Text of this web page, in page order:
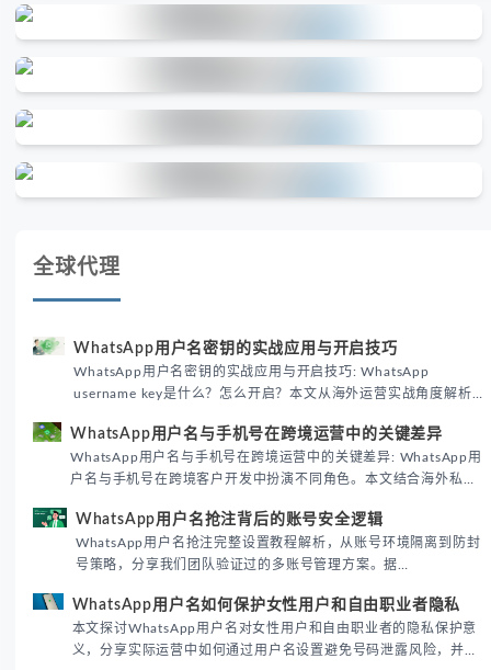
全球代理
WhatsApp用户名密钥的实战应用与开启技巧
WhatsApp用户名密钥的实战应用与开启技巧: WhatsApp
username key是什么？怎么开启？本文从海外运营实战角度解析
境团队高效触达目标客户。
WhatsApp用户名与手机号在跨境运营中的关键差异
WhatsApp用户名与手机号在跨境运营中的关键差异: WhatsApp用
户名与手机号在跨境客户开发中扮演不同角色。本文结合海外私域
际差异，帮助团队优化WhatsApp营销策略。
WhatsApp用户名抢注背后的账号安全逻辑
WhatsApp用户名抢注完整设置教程解析，从账号环境隔离到防封
号策略，分享我们团队验证过的多账号管理方案。据
性直接影响转化率。
WhatsApp用户名如何保护女性用户和自由职业者隐私
本文探讨WhatsApp用户名对女性用户和自由职业者的隐私保护意
义，分享实际运营中如何通过用户名设置避免号码泄露风险，并提